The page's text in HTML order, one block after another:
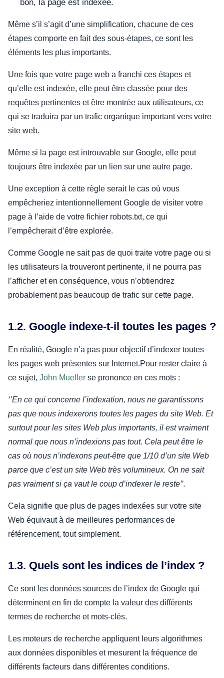
bon, la page est indexée.
Même s’il s’agit d’une simplification, chacune de ces
étapes comporte en fait des sous-étapes, ce sont les
éléments les plus importants.
Une fois que votre page web a franchi ces étapes et
qu’elle est indexée, elle peut être classée pour des
requêtes pertinentes et être montrée aux utilisateurs, ce
qui se traduira par un trafic organique important vers votre
site web.
Même si la page est introuvable sur Google, elle peut
toujours être indexée par un lien sur une autre page.
Une exception à cette règle serait le cas où vous
empêcheriez intentionnellement Google de visiter votre
page à l’aide de votre fichier robots.txt, ce qui
l’empêcherait d’être explorée.
Comme Google ne sait pas de quoi traite votre page ou si
les utilisateurs la trouveront pertinente, il ne pourra pas
l’afficher et en conséquence, vous n’obtiendrez
probablement pas beaucoup de trafic sur cette page.
1.2. Google indexe-t-il toutes les pages ?
En réalité, Google n’a pas pour objectif d’indexer toutes
les pages web présentes sur Internet.Pour rester claire à
ce sujet, John Mueller se prononce en ces mots :
‘’En ce qui concerne l’indexation, nous ne garantissons
pas que nous indexerons toutes les pages du site Web. Et
surtout pour les sites Web plus importants, il est vraiment
normal que nous n’indexions pas tout. Cela peut être le
cas où nous n’indexons peut-être que 1/10 d’un site Web
parce que c’est un site Web très volumineux. On ne sait
pas vraiment si ça vaut le coup d’indexer le reste’’.
Cela signifie que plus de pages indexées sur votre site
Web équivaut à de meilleures performances de
référencement, tout simplement.
1.3. Quels sont les indices de l’index ?
Ce sont les données sources de l’index de Google qui
déterminent en fin de compte la valeur des différents
termes de recherche et mots-clés.
Les moteurs de recherche appliquent leurs algorithmes
aux données disponibles et mesurent la fréquence de
différents facteurs dans différentes conditions.